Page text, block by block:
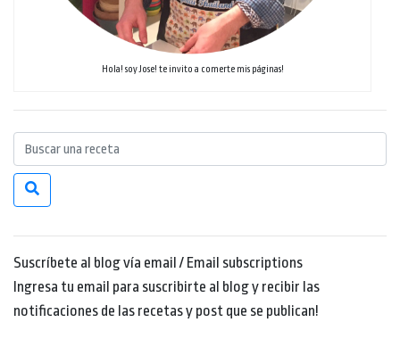
Hola! soy Jose! te invito a comerte mis páginas!
Suscríbete al blog vía email / Email subscriptions
Ingresa tu email para suscribirte al blog y recibir las
notificaciones de las recetas y post que se publican!